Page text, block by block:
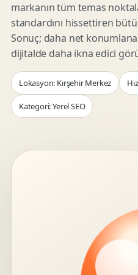
markanın tüm temas
standardını hissettiren
Sonuç; daha net
dijitalde daha ikna edici
Lokasyon: Kırşehir Merkez
Kategori: Yerel SEO